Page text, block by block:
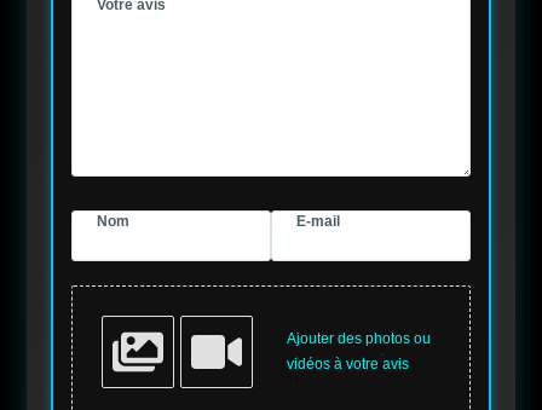
Votre avis
Nom E-mail
Ajouter des photos ou
vidéos à votre avis